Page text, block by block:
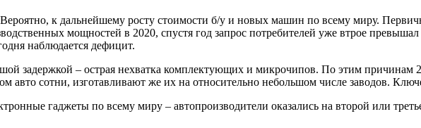
к дальнейшему росту стоимости б/у и новых машин по всему миру.
мощностей в 2020, спустя год запрос потребителей уже втрое
наблюдается дефицит.
задержкой – острая нехватка комплектующих и микрочипов. По этим причинам
авто сотни, изготавливают же их на относительно небольшом числе заводов.
гаджеты по всему миру – автопроизводители оказались на второй или